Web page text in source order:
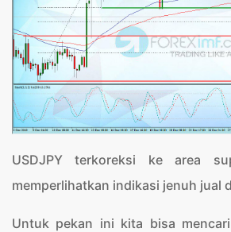
USDJPY terkoreksi ke area
memperlihatkan indikasi jenuh jual
Untuk pekan ini kita bisa